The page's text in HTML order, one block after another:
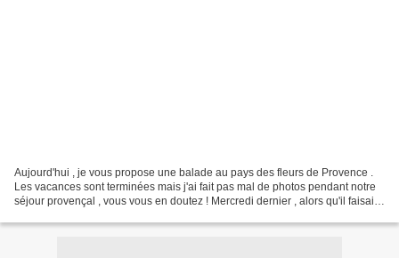
Aujourd'hui , je vous propose une balade au pays des fleurs de Provence .
Les vacances sont terminées mais j'ai fait pas mal de photos pendant notre
séjour provençal , vous vous en doutez ! Mercredi dernier , alors qu'il faisait